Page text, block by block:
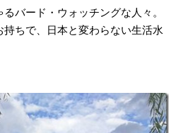
バード・ウォッチングな人々。
ちで、日本と変わらない生活水